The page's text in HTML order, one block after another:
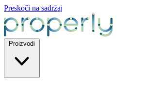
Preskoči na sadržaj